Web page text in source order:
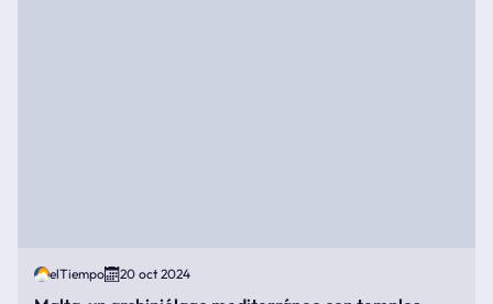
elTiempo 20 oct 2024